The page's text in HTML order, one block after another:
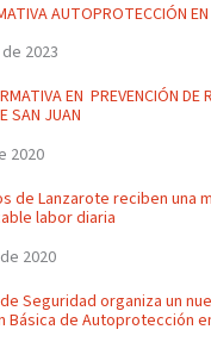
AUTOPROTECCIÓN
2023
EN PREVENCIÓN DE
SAN JUAN
2020
de Lanzarote reciben una
labor diaria
2020
Seguridad organiza un
Básica de Autoprotección